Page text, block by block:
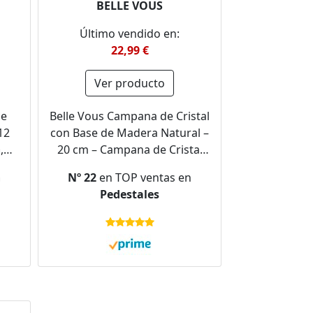
BELLE VOUS
Último vendido en:
22,99 €
Ver producto
Belle Vous Campana de Cristal
con Base de Madera Natural –
20 cm – Campana de Cristal
Bandeja de Madera para
Luces, Decoraciones de Mesa,
antigüedades
Nº 22 en TOP ventas en
Pedestales